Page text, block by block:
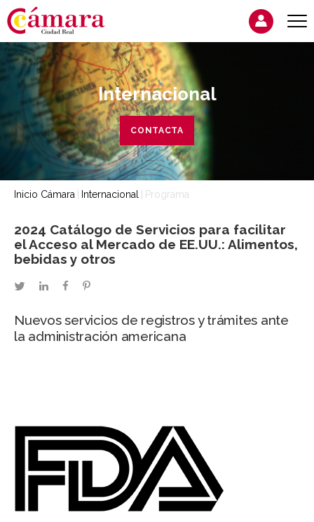
Internacional
CONTACTA
Inicio Cámara Internacional Programa
2024 Catálogo de Servicios para facilitar
el Acceso al Mercado de EE.UU.: Alimentos,
bebidas y otros
twitterlinkedinfacebookpinterest
Nuevos servicios de registros y trámites ante
la administración americana